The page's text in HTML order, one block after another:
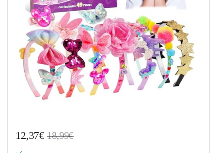
12,37€ 18,99€